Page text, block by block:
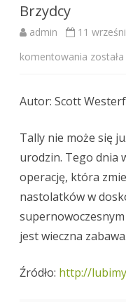
Brzydcy
admin 11
komentowania B
z
d
c
y
Autor: Scott
Tally nie może się
urodzin. Tego dnia
operację, która
nastolatków w
jest wieczna zabawa.
Źródło: http://